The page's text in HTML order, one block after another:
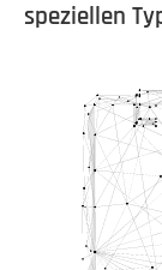
speziellen